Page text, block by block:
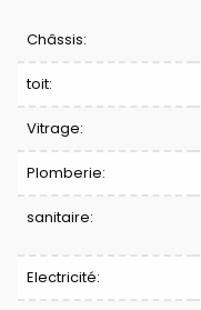
Châssis:
toit:
Vitrage:
Plomberie:
sanitaire:
Electricité: